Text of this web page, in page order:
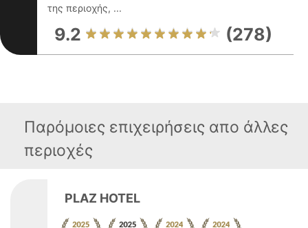
της περιοχής, ...
9.2 (278)
Παρόμοιες επιχειρήσεις απο άλλες
περιοχές
PLAZ HOTEL